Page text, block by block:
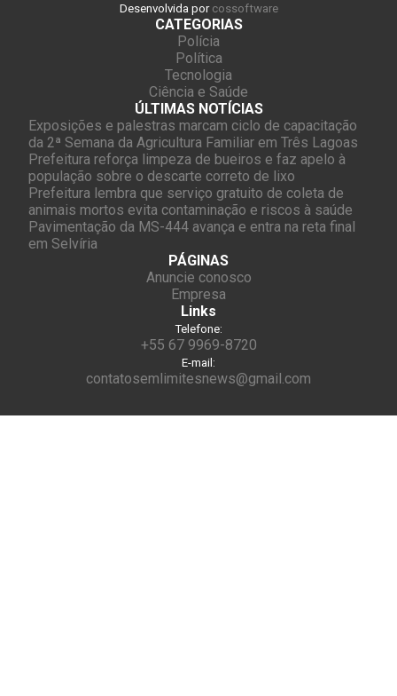
Desenvolvida por cossoftware
CATEGORIAS
Polícia
Política
Tecnologia
Ciência e Saúde
ÚLTIMAS NOTÍCIAS
Exposições e palestras marcam ciclo de capacitação
da 2ª Semana da Agricultura Familiar em Três Lagoas
Prefeitura reforça limpeza de bueiros e faz apelo à
população sobre o descarte correto de lixo
Prefeitura lembra que serviço gratuito de coleta de
animais mortos evita contaminação e riscos à saúde
Pavimentação da MS-444 avança e entra na reta final
em Selvíria
PÁGINAS
Anuncie conosco
Empresa
Links
Telefone:
+55 67 9969-8720
E-mail:
contatosemlimitesnews@gmail.com